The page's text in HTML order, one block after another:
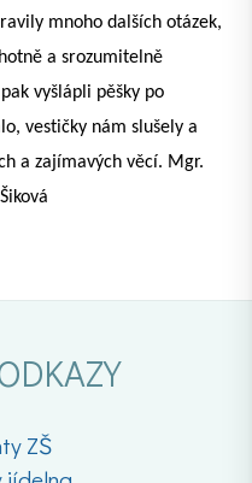
mnoho dalších otázek,
a srozumitelně
vyšlápli pěšky po
vestičky nám slušely a
a zajímavých věcí. Mgr.
ZŠ